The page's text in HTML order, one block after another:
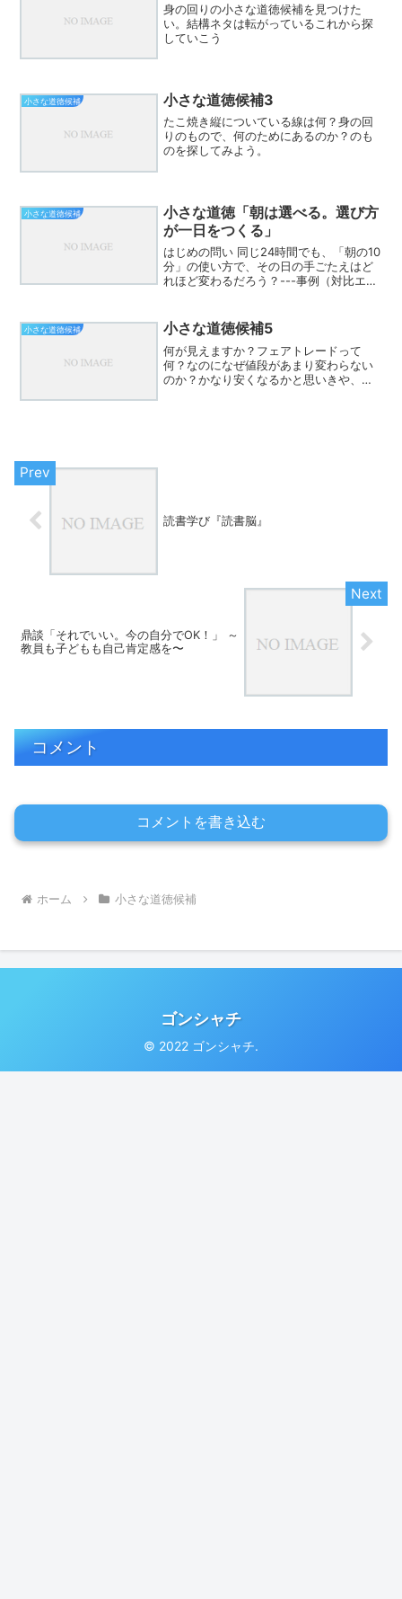
身の回りの小さな道徳候補を見つけた
い。結構ネタは転がっているこれから探
していこう
小さな道徳候補 小さな道徳候補3
たこ焼き縦についている線は何？身の回
りのもので、何のためにあるのか？のも
のを探してみよう。
小さな道徳候補
小さな道徳「朝は選べる。選び方
が一日をつくる」
はじめの問い 同じ24時間でも、「朝の10
分」の使い方で、その日の手ごたえはど
れほど変わるだろう？---事例（対比エピ
き、通勤中はSNS。 Bさんは前夜に翌日
の計画をノ...
小さな道徳候補 小さな道徳候補5
何が見えますか？フェアトレードって
何？なのになぜ値段があまり変わらない
のか？かなり安くなるかと思いきや、あ
読書学び『読書脳』
鼎談「それでいい。今の自分でOK！」 ～
教員も子どもも自己肯定感を〜
コメント
コメントを書き込む
ホーム 小さな道徳候補
ゴンシャチ
© 2022 ゴンシャチ.